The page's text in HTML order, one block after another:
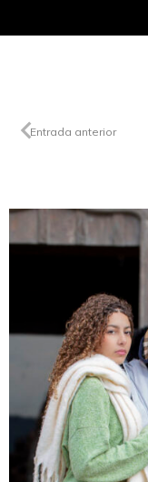
Entrada anterior